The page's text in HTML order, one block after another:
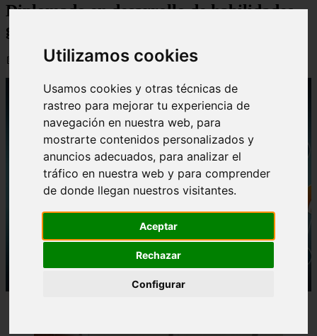
Utilizamos cookies
Usamos cookies y otras técnicas de
rastreo para mejorar tu experiencia de
navegación en nuestra web, para
mostrarte contenidos personalizados y
anuncios adecuados, para analizar el
tráfico en nuestra web y para comprender
de donde llegan nuestros visitantes.
Aceptar
Rechazar
Configurar
Diplomado en desarrollo de habilidades
gerenciales INFOTEP
📅 08/09/2025